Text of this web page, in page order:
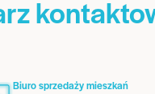
Biuro sprzedaży mieszkań